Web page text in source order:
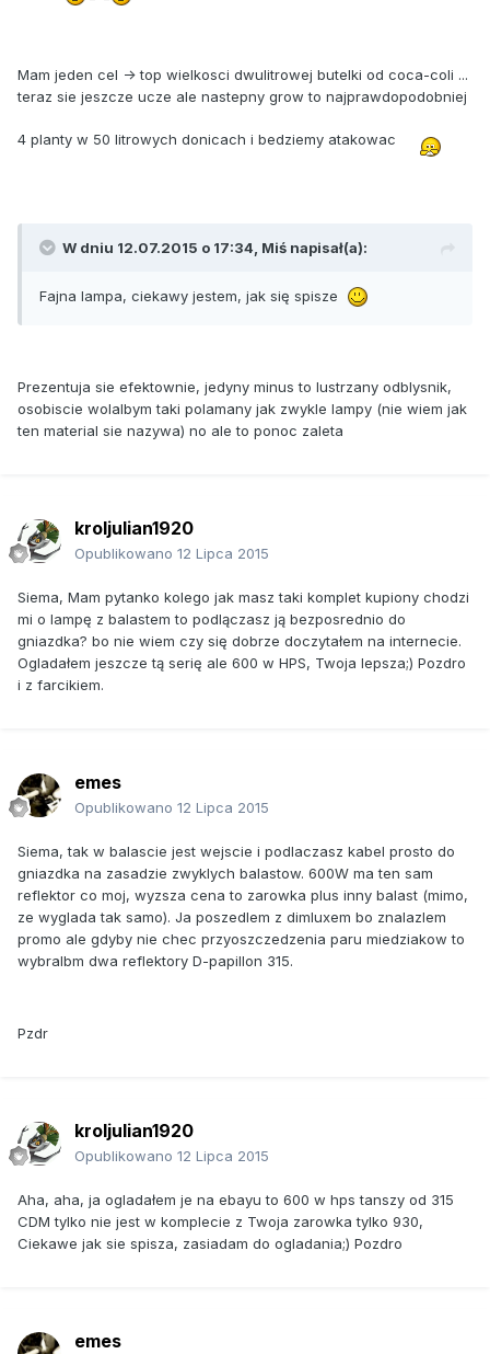
Mam jeden cel -> top wielkosci dwulitrowej butelki od coca-coli ...
teraz sie jeszcze ucze ale nastepny grow to najprawdopodobniej
4 planty w 50 litrowych donicach i bedziemy atakowac
W dniu 12.07.2015 o 17:34, Miś napisał(a):
Fajna lampa, ciekawy jestem, jak się spisze
Prezentuja sie efektownie, jedyny minus to lustrzany odblysnik,
osobiscie wolalbym taki polamany jak zwykle lampy (nie wiem jak
ten material sie nazywa) no ale to ponoc zaleta
kroljulian1920
Opublikowano 12 Lipca 2015
Siema, Mam pytanko kolego jak masz taki komplet kupiony chodzi
mi o lampę z balastem to podlączasz ją bezposrednio do
gniazdka? bo nie wiem czy się dobrze doczytałem na internecie.
Ogladałem jeszcze tą serię ale 600 w HPS, Twoja lepsza;) Pozdro
i z farcikiem.
emes
Opublikowano 12 Lipca 2015
Siema, tak w balascie jest wejscie i podlaczasz kabel prosto do
gniazdka na zasadzie zwyklych balastow. 600W ma ten sam
reflektor co moj, wyzsza cena to zarowka plus inny balast (mimo,
ze wyglada tak samo). Ja poszedlem z dimluxem bo znalazlem
promo ale gdyby nie chec przyoszczedzenia paru miedziakow to
wybralbm dwa reflektory D-papillon 315.
Pzdr
kroljulian1920
Opublikowano 12 Lipca 2015
Aha, aha, ja ogladałem je na ebayu to 600 w hps tanszy od 315
CDM tylko nie jest w komplecie z Twoja zarowka tylko 930,
Ciekawe jak sie spisza, zasiadam do ogladania;) Pozdro
emes